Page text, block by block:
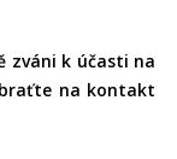
zváni k účasti na
na kontakt